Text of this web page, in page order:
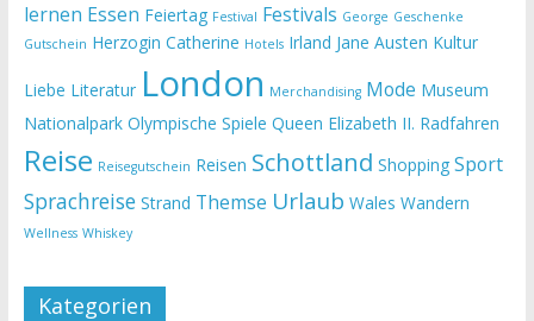
lernen Essen Feiertag Festival Festivals George Geschenke
Gutschein Herzogin Catherine Hotels Irland Jane Austen Kultur
Liebe Literatur London Merchandising Mode Museum
Nationalpark Olympische Spiele Queen Elizabeth II. Radfahren
Reise Reisegutschein Reisen Schottland Shopping Sport
Sprachreise Strand Themse Urlaub Wales Wandern
Wellness Whiskey
Kategorien